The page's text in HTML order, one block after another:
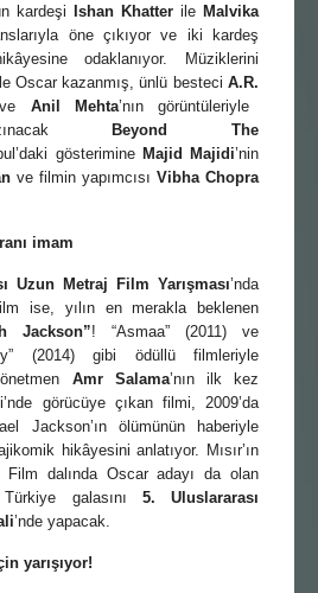
kardeşi Ishan Khatter ile Malvika
öne çıkıyor ve iki kardeş
odaklanıyor. Müziklerini
Oscar kazanmış, ünlü besteci A.R.
ve Anil Mehta’nın görüntüleriyle
Beyond The
gösterimine Majid Majidi’nin
ve filmin yapımcısı Vibha Chopra
imam
Uzun Metraj Film Yarışması’nda
ise, yılın en merakla beklenen
Jackson”! “Asmaa” (2011) ve
(2014) gibi ödüllü filmleriyle
Amr Salama’nın ilk kez
görücüye çıkan filmi, 2009’da
Jackson’ın ölümünün haberiyle
hikâyesini anlatıyor. Mısır’ın
dalında Oscar adayı da olan
Türkiye galasını 5. Uluslararası
’nde yapacak.
yarışıyor!